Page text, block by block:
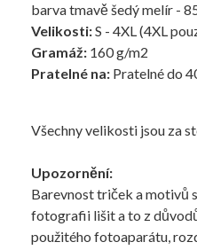
barva tmavě šedý melír -
Velikosti:S - 4XL (4XL
Gramáž: 160 g/m2
Pratelné na: Pratelné do
Všechny velikosti jsou za
Upozornění:
Barevnost triček a motivů
fotografii lišit a to z
použitého fotoaparátu,